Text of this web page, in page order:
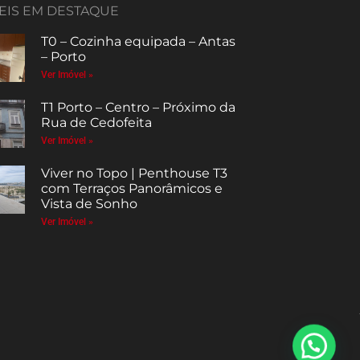
EM DESTAQUE
T0 – Cozinha equipada – Antas
– Porto
Ver Imóvel »
T1 Porto – Centro – Próximo da
Rua de Cedofeita
Ver Imóvel »
Viver no Topo | Penthouse T3
com Terraços Panorâmicos e
Vista de Sonho
Ver Imóvel »